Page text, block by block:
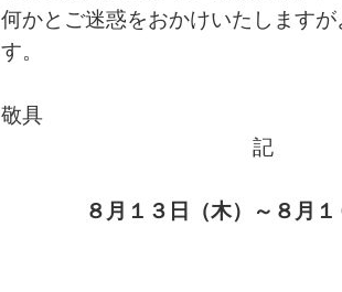
何かとご迷惑をおかけいたします
す。
敬具
記
８月１３日（木）～８月１